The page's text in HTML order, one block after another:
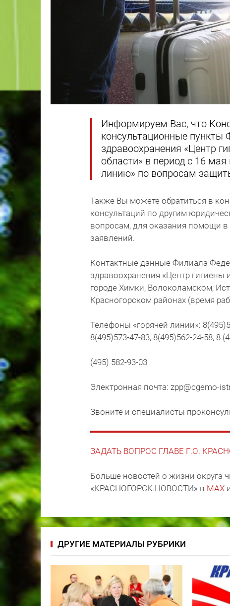
Информируем Вас, что
консультационные пункты
здравоохранения «Центр
области» в период с 16
линию» по вопросам
Также Вы можете обратиться в
консультаций по другим
вопросам, для оказания помощи
заявлений.
Контактные данные Филиала
здравоохранения «Центр
городе Химки, Волоколамском,
Красногорском районах (время
Телефоны «горячей линии»:
8(495)573-47-83, 8(495)562-24-58, 8
(495) 582-93-03
Электронная почта: zpp@cgemo-
Звоните и специалисты
ЗАДАТЬ ВОПРОС ГЛАВЕ Г.О.
Больше новостей о жизни округа
«КРАСНОГОРСК.НОВОСТИ» в MAX
ДРУГИЕ МАТЕРИАЛЫ РУБРИКИ